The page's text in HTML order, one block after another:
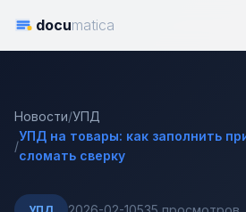
documatica
Новости/УПД
/
УПД на товары: как заполнить
сломать сверку